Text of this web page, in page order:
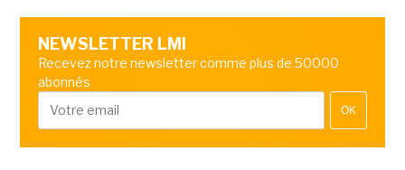
NEWSLETTER LMI
Recevez notre newsletter comme plus de 50000
abonnés
OK